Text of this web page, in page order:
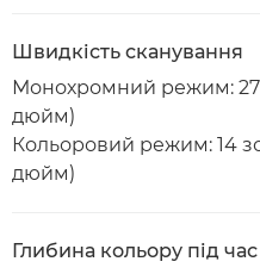
Швидкість сканування
Монохромний режим: 27
дюйм)
Кольоровий режим: 14
дюйм)
Глибина кольору під